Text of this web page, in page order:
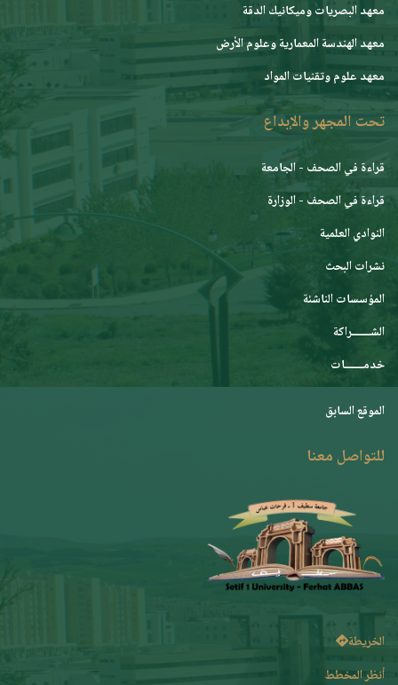
معهد البصريات وميكانيك الدقة
معهد الهندسة المعمارية وعلوم الأرض
معهد علوم وتقنيات المواد
تحت المجهر والإبداع
قراءة في الصحف - الجامعة
قراءة في الصحف - الوزارة
النوادي العلمية
نشرات البحث
المؤسسات الناشئة
الشـــــــراكة
خدمـــــــات
الموقع السابق
للتواصل معنا
الخريطة
أنظر المخطط